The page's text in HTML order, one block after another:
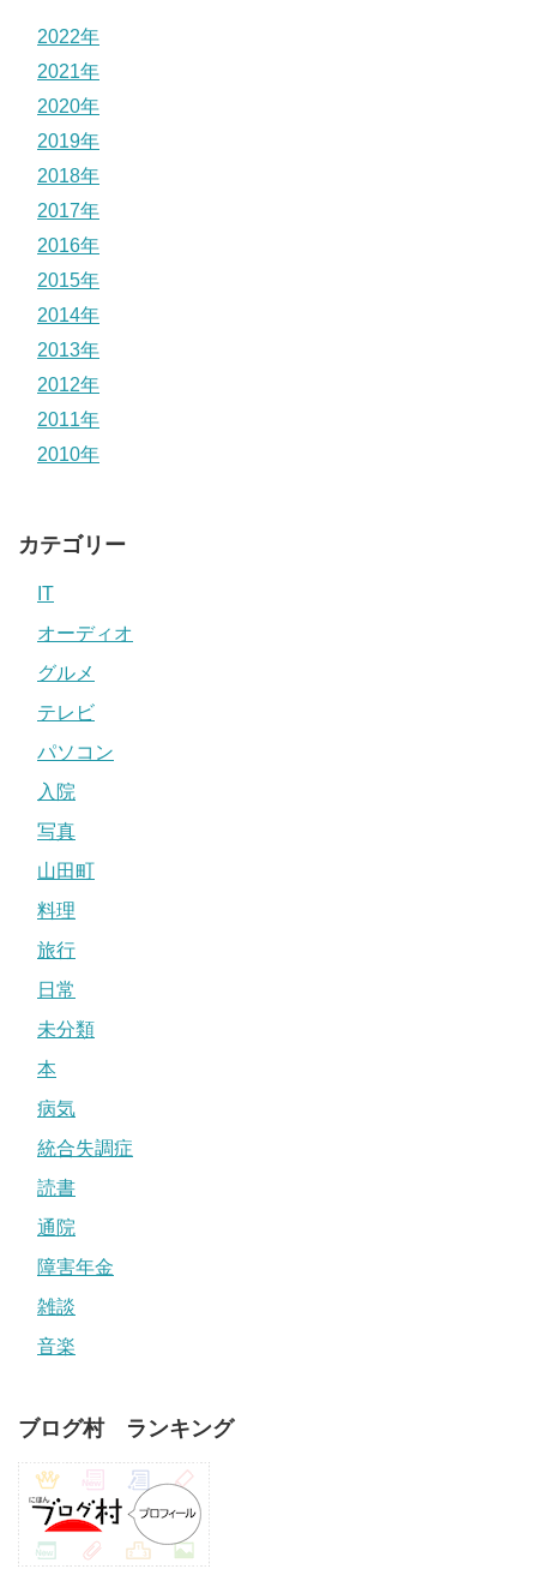
2022年
2021年
2020年
2019年
2018年
2017年
2016年
2015年
2014年
2013年
2012年
2011年
2010年
カテゴリー
IT
オーディオ
グルメ
テレビ
パソコン
入院
写真
山田町
料理
旅行
日常
未分類
本
病気
統合失調症
読書
通院
障害年金
雑談
音楽
ブログ村 ランキング